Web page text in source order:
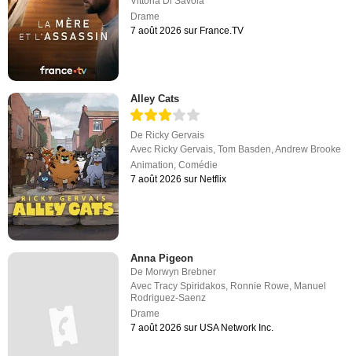
Drame
7 août 2026 sur France.TV
Alley Cats
De Ricky Gervais
Avec Ricky Gervais ,Tom Basden ,Andrew Brooke
Animation ,Comédie
7 août 2026 sur Netflix
Anna Pigeon
De Morwyn Brebner
AvecTracy Spiridakos, Ronnie Rowe, Manuel
Rodriguez-Saenz
Drame
7 août 2026 sur USA Network Inc.